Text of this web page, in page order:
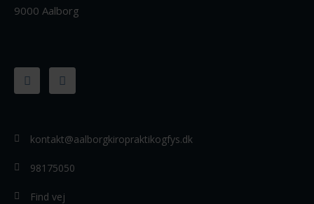
9000 Aalborg
a
c
e
k
n
s
t
a
kontakt@aalborgkiropraktikogfys.dk
98175050
Find vej